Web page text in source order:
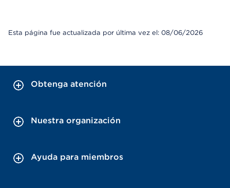
Esta página fue actualizada por última vez el: 08/06/2026
Obtenga atención
Nuestra organización
Ayuda para miembros